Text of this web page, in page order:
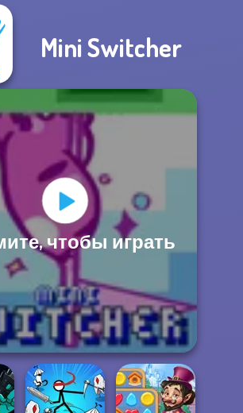
Mini Switcher
чтобы играть